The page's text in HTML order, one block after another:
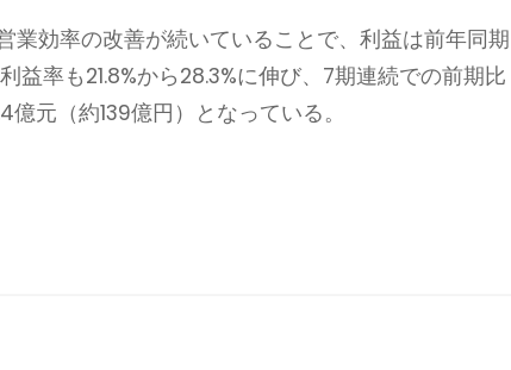
業効率の改善が続いていることで、利益は前年同期
率も21.8%から28.3%に伸び、7期連続での前期比
元（約139億円）となっている。